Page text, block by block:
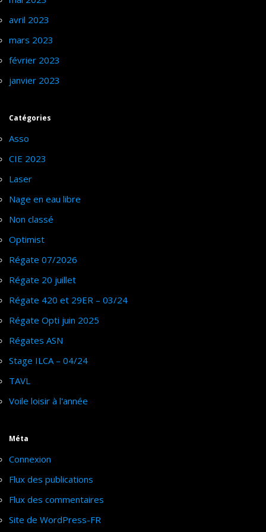
avril 2023
mars 2023
février 2023
janvier 2023
Catégories
Asso
CIE 2023
Laser
Nage en eau libre
Non classé
Optimist
Régate 07/2026
Régate 20 juillet
Régate 420 et 29ER – 03/24
Régate Opti juin 2025
Régates ASN
Stage ILCA – 04/24
TAVL
Voile loisir à l'année
Méta
Connexion
Flux des publications
Flux des commentaires
Site de WordPress-FR